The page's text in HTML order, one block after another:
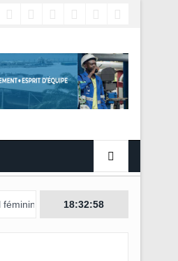
Woleu-Ntem rejoint l’Estuaire en
18:32:59